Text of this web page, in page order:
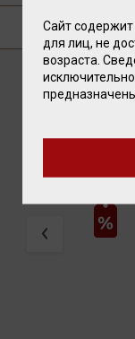
ГДЕ КУПИТЬ?
Сайт
для лиц, не
возраста.